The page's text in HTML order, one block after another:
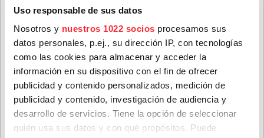
Uso responsable de sus datos
Nosotros y nuestros 1022 socios procesamos sus
datos personales, p.ej., su dirección IP, con tecnologías
como las cookies para almacenar y acceder la
información en su dispositivo con el fin de ofrecer
publicidad y contenido personalizados, medición de
publicidad y contenido, investigación de audiencia y
desarrollo de servicios. Tiene la opción de seleccionar
quién usa sus datos y con qué propósitos. Puede
GIRA VIBRA MAHOU
Apellidos
Correo electrónico*